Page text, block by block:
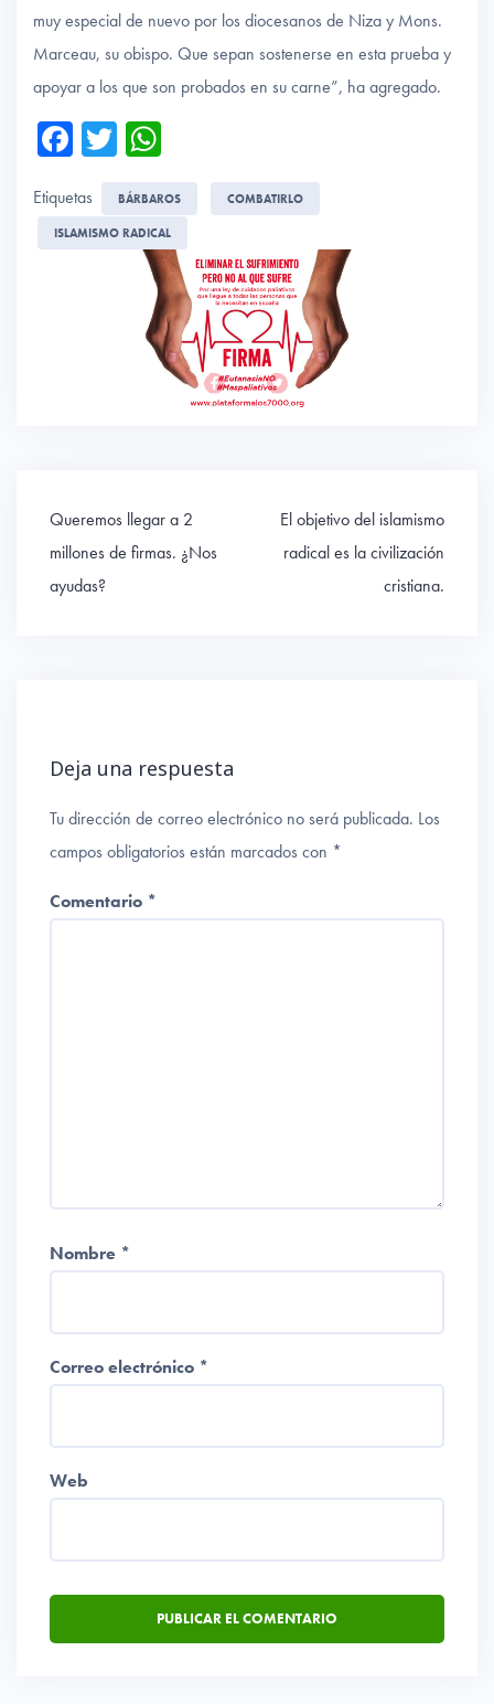
muy especial de nuevo por los diocesanos de Niza y Mons.
Marceau, su obispo. Que sepan sostenerse en esta prueba y
apoyar a los que son probados en su carne”, ha agregado.
Fa
ce
b
o
T
wi
tte
r
ha
ts
A
p
p
Etiquetas BÁRBAROS COMBATIRLO
ISLAMISMO RADICAL
Navegación
de
entradas
Queremos llegar a 2
millones de firmas. ¿Nos
ayudas?
El objetivo del islamismo
radical es la civilización
cristiana.
Deja una respuesta
Tu dirección de correo electrónico no será publicada. Los
campos obligatorios están marcados con *
Comentario *
Nombre *
Correo electrónico *
Web